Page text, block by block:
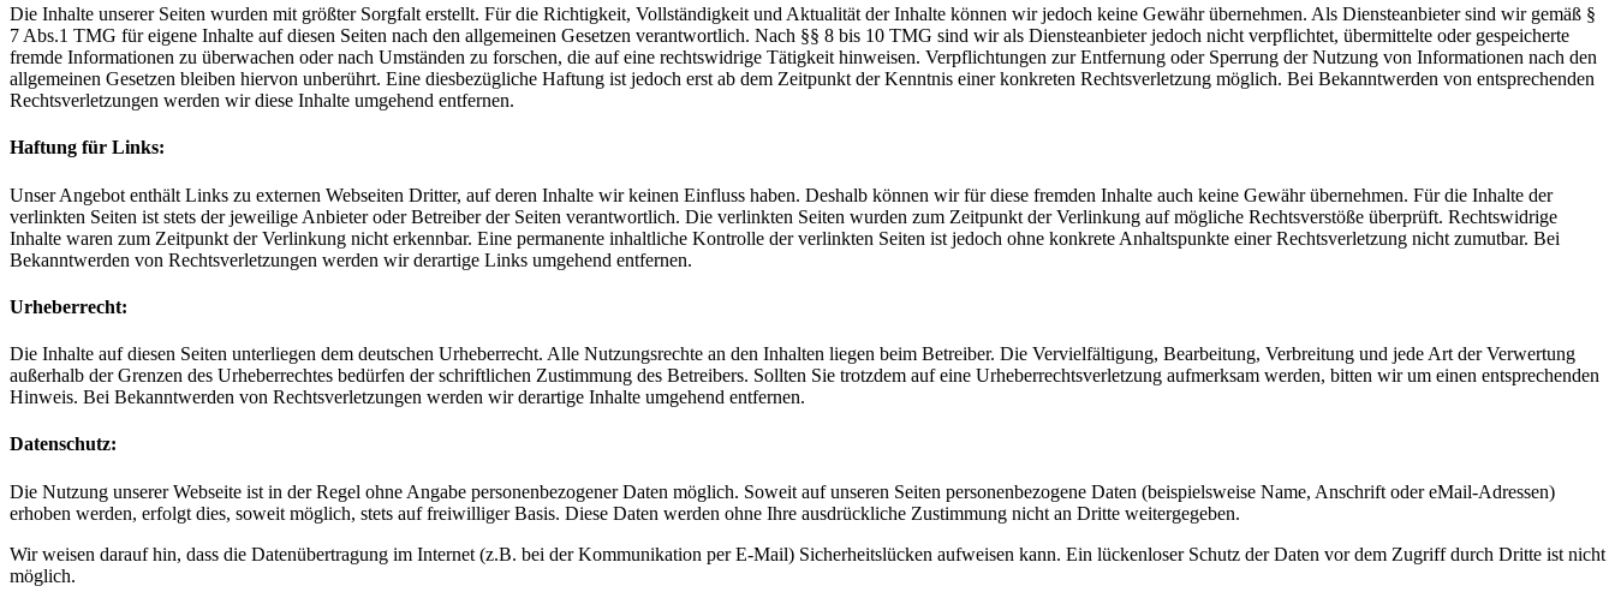
Die Inhalte unserer Seiten wurden mit größter Sorgfalt erstellt. Für die Richtigkeit, Vollständigkeit und Aktualität der Inhalte können wir jedoch keine Gewähr übernehmen. Als Diensteanbieter sind wir gemäß §
7 Abs.1 TMG für eigene Inhalte auf diesen Seiten nach den allgemeinen Gesetzen verantwortlich. Nach §§ 8 bis 10 TMG sind wir als Diensteanbieter jedoch nicht verpflichtet, übermittelte oder gespeicherte
fremde Informationen zu überwachen oder nach Umständen zu forschen, die auf eine rechtswidrige Tätigkeit hinweisen. Verpflichtungen zur Entfernung oder Sperrung der Nutzung von Informationen nach den
allgemeinen Gesetzen bleiben hiervon unberührt. Eine diesbezügliche Haftung ist jedoch erst ab dem Zeitpunkt der Kenntnis einer konkreten Rechtsverletzung möglich. Bei Bekanntwerden von entsprechenden
Rechtsverletzungen werden wir diese Inhalte umgehend entfernen.
Haftung für Links:
Unser Angebot enthält Links zu externen Webseiten Dritter, auf deren Inhalte wir keinen Einfluss haben. Deshalb können wir für diese fremden Inhalte auch keine Gewähr übernehmen. Für die Inhalte der
verlinkten Seiten ist stets der jeweilige Anbieter oder Betreiber der Seiten verantwortlich. Die verlinkten Seiten wurden zum Zeitpunkt der Verlinkung auf mögliche Rechtsverstöße überprüft. Rechtswidrige
Inhalte waren zum Zeitpunkt der Verlinkung nicht erkennbar. Eine permanente inhaltliche Kontrolle der verlinkten Seiten ist jedoch ohne konkrete Anhaltspunkte einer Rechtsverletzung nicht zumutbar. Bei
Bekanntwerden von Rechtsverletzungen werden wir derartige Links umgehend entfernen.
Urheberrecht:
Die Inhalte auf diesen Seiten unterliegen dem deutschen Urheberrecht. Alle Nutzungsrechte an den Inhalten liegen beim Betreiber. Die Vervielfältigung, Bearbeitung, Verbreitung und jede Art der Verwertung
außerhalb der Grenzen des Urheberrechtes bedürfen der schriftlichen Zustimmung des Betreibers. Sollten Sie trotzdem auf eine Urheberrechtsverletzung aufmerksam werden, bitten wir um einen entsprechenden
Hinweis. Bei Bekanntwerden von Rechtsverletzungen werden wir derartige Inhalte umgehend entfernen.
Datenschutz:
Die Nutzung unserer Webseite ist in der Regel ohne Angabe personenbezogener Daten möglich. Soweit auf unseren Seiten personenbezogene Daten (beispielsweise Name, Anschrift oder eMail-Adressen)
erhoben werden, erfolgt dies, soweit möglich, stets auf freiwilliger Basis. Diese Daten werden ohne Ihre ausdrückliche Zustimmung nicht an Dritte weitergegeben.
Wir weisen darauf hin, dass die Datenübertragung im Internet (z.B. bei der Kommunikation per E-Mail) Sicherheitslücken aufweisen kann. Ein lückenloser Schutz der Daten vor dem Zugriff durch Dritte ist nicht
möglich.